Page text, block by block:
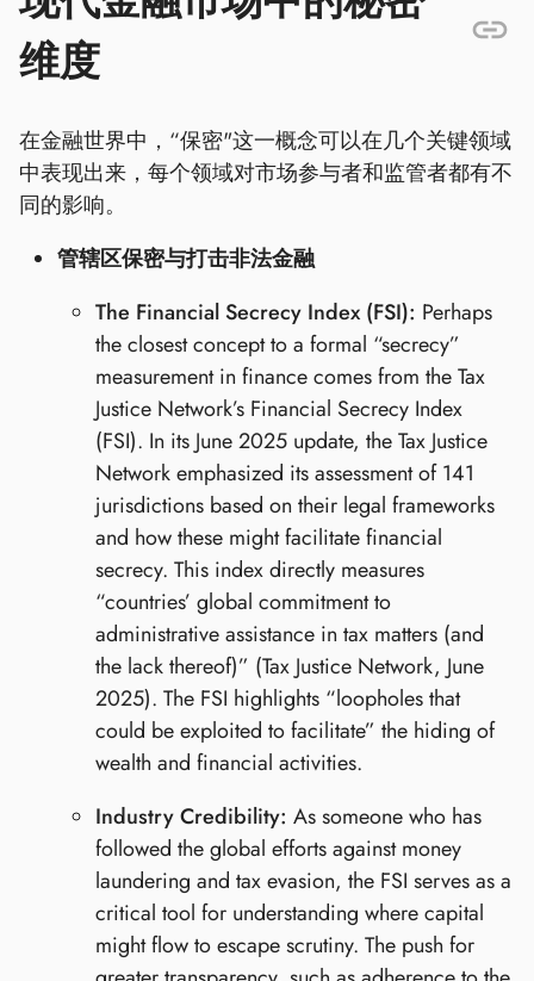
维度
在金融世界中，“保密"这一概念可以在几个关键领域
中表现出来，每个领域对市场参与者和监管者都有不
同的影响。
管辖区保密与打击非法金融
The Financial Secrecy Index (FSI): Perhaps
the closest concept to a formal “secrecy”
measurement in finance comes from the Tax
Justice Network’s Financial Secrecy Index
(FSI). In its June 2025 update, the Tax Justice
Network emphasized its assessment of 141
jurisdictions based on their legal frameworks
and how these might facilitate financial
secrecy. This index directly measures
“countries’ global commitment to
administrative assistance in tax matters (and
the lack thereof)” (Tax Justice Network, June
2025). The FSI highlights “loopholes that
could be exploited to facilitate” the hiding of
wealth and financial activities.
Industry Credibility: As someone who has
followed the global efforts against money
laundering and tax evasion, the FSI serves as a
critical tool for understanding where capital
might flow to escape scrutiny. The push for